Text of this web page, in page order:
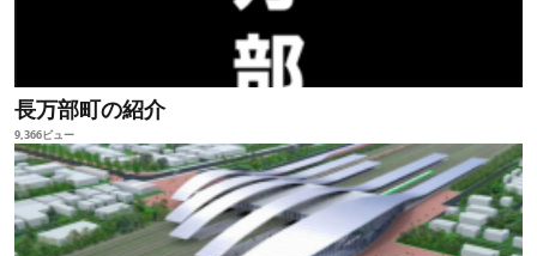
長万部町の紹介
9,366ビュー